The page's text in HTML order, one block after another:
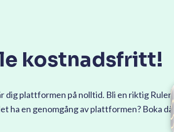
kostnadsfritt!
dig plattformen på nolltid. Bli en riktig Ruler
ha en genomgång av plattformen? Boka